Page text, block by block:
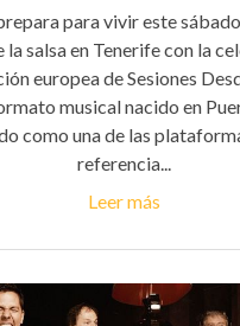
para vivir este
la salsa en Tenerife con la
europea de Sesiones
musical nacido en
como una de las
referencia...
Leer más